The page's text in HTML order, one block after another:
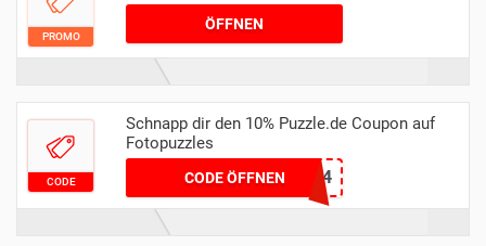
PROMO
ÖFFNEN
CODE
Schnapp dir den 10% Puzzle.de Coupon auf
Fotopuzzles
CODE ÖFFNEN
MEINPUZZLE2024